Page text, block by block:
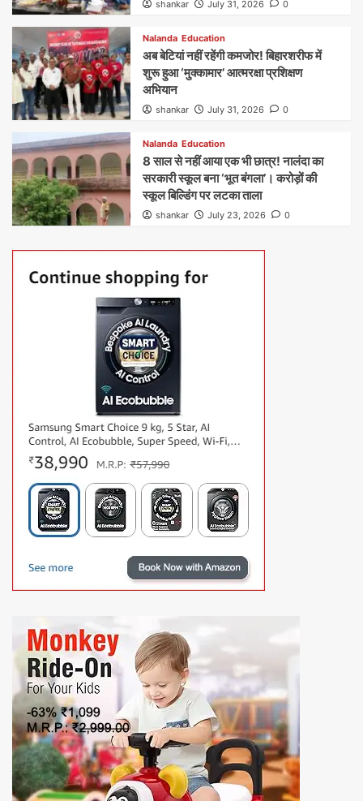
shankar July 31, 2026 0
Nalanda Education
अब बेटियां नहीं रहेंगी कमजोर! बिहारशरीफ में
शुरू हुआ ‘मुक्कामार’ आत्मरक्षा प्रशिक्षण
अभियान
shankar July 31, 2026 0
Nalanda Education
8 साल से नहीं आया एक भी छात्र! नालंदा का
सरकारी स्कूल बना ‘भूत बंगला’। करोड़ों की
स्कूल बिल्डिंग पर लटका ताला
shankar July 23, 2026 0